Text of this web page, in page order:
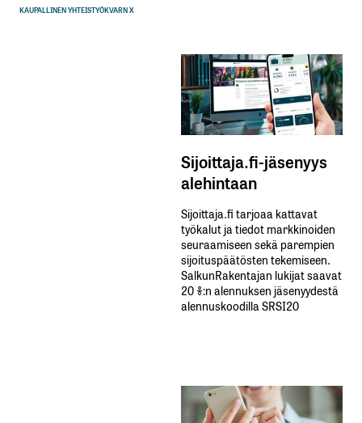
KAUPALLINEN YHTEISTYÖKVARN X
Sijoittaja.fi-jäsenyys
alehintaan
Sijoittaja.fi tarjoaa kattavat
työkalut ja tiedot markkinoiden
seuraamiseen sekä parempien
sijoituspäätösten tekemiseen.
SalkunRakentajan lukijat saavat
20 %:n alennuksen jäsenyydestä
alennuskoodilla SRSI20